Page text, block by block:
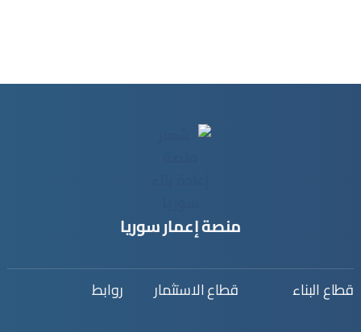
منصة إعمار سوريا
قطاع البناء قطاع الاستثمار روابط